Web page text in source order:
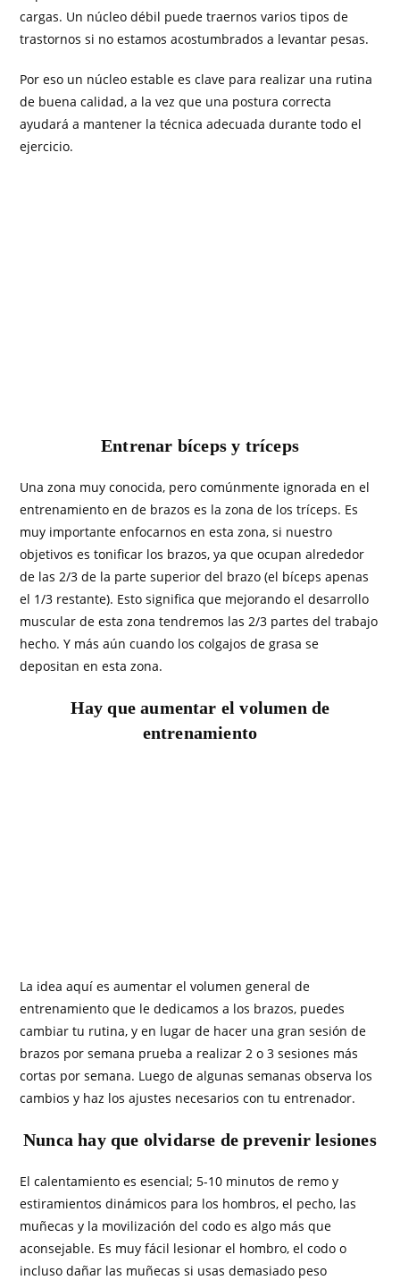
cargas. Un núcleo débil puede traernos varios tipos de
trastornos si no estamos acostumbrados a levantar pesas.
Por eso un núcleo estable es clave para realizar una rutina
de buena calidad, a la vez que una postura correcta
ayudará a mantener la técnica adecuada durante todo el
ejercicio.
Entrenar bíceps y tríceps
Una zona muy conocida, pero comúnmente ignorada en el
entrenamiento en de brazos es la zona de los tríceps. Es
muy importante enfocarnos en esta zona, si nuestro
objetivos es tonificar los brazos, ya que ocupan alrededor
de las 2/3 de la parte superior del brazo (el bíceps apenas
el 1/3 restante). Esto significa que mejorando el desarrollo
muscular de esta zona tendremos las 2/3 partes del trabajo
hecho. Y más aún cuando los colgajos de grasa se
depositan en esta zona.
Hay que aumentar el volumen de
entrenamiento
La idea aquí es aumentar el volumen general de
entrenamiento que le dedicamos a los brazos, puedes
cambiar tu rutina, y en lugar de hacer una gran sesión de
brazos por semana prueba a realizar 2 o 3 sesiones más
cortas por semana. Luego de algunas semanas observa los
cambios y haz los ajustes necesarios con tu entrenador.
Nunca hay que olvidarse de prevenir lesiones
El calentamiento es esencial; 5-10 minutos de remo y
estiramientos dinámicos para los hombros, el pecho, las
muñecas y la movilización del codo es algo más que
aconsejable. Es muy fácil lesionar el hombro, el codo o
incluso dañar las muñecas si usas demasiado peso